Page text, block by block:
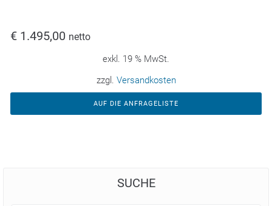
€ 1.495,00 netto
exkl. 19 % MwSt.
zzgl. Versandkosten
AUF DIE ANFRAGELISTE
SUCHE